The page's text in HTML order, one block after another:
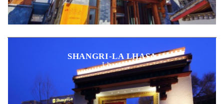
SHANGRI-LA LHASA
Lhasa